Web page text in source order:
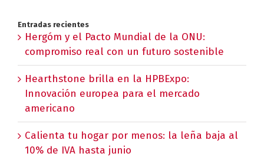
Entradas recientes
Hergóm y el Pacto Mundial de la ONU:
compromiso real con un futuro sostenible
Hearthstone brilla en la HPBExpo:
Innovación europea para el mercado
americano
Calienta tu hogar por menos: la leña baja al
10% de IVA hasta junio